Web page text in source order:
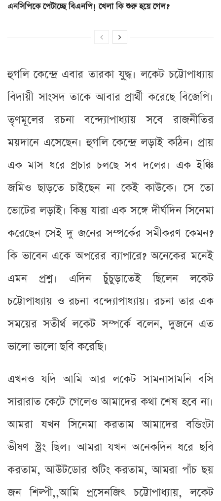
এনসিপিকে পেটাচ্ছে বিএনপি! খেলা কি শুরু হয়ে গেল?
হুগলি কেন্দ্রে এবার তারকা যু্দ্ধ। লকেট চট্টোপাধ্যায়
বিদায়ী সাংসদ তাকে আবার প্রার্থী করেছে বিজেপি।
তৃণমূলের রচনা বন্দ্যোপাধ্যায় সবে রাজনীতির
ময়দানে এসেছেন। হুগলি কেন্দ্রে লড়াই কঠিন। প্রায়
এক মাস ধরে প্রচার চলছে সব দলের। এক ইঞ্চি
জমিও ছাড়তে চাইছেন না কেই কাউকে। সে তো
ভোটের লড়াই। কিন্তু যারা এক সঙ্গে দীর্ঘদিন সিনেমা
করেছেন সেই দু জনের সম্পর্কের সমীকরণ কেমন?
কি ভাবেন একে অপরের ব্যাপারে? অনেকের মনেই
এমন প্রশ্ন। এদিন চুঁচুড়াতেই ছিলেন লকেট
চট্টোপাধ্যায় ও রচনা বন্দ্যোপাধ্যায়। রচনা তার এক
সময়ের সতীর্থ লকেট সম্পর্কে বলেন, দুজনে এত
ভালো ভালো ছবি করেছি।
এখনও যদি আমি আর লকেট সামনাসামনি বসি
সারারাত কেটে গেলেও আমাদের কথা শেষ হবে না।
আমরা যখন সিনেমা করতাম আমাদের বন্ডিংটা
ভীষণ স্ট্রং ছিল। আমরা যখন অনেকদিন ধরে ছবি
করতাম, আউটডোর শুটিং করতাম, আমরা পাঁচ ছয়
জন শিল্পী,,আমি প্রসেনজিৎ চট্টোপাধ্যায়, লকেট